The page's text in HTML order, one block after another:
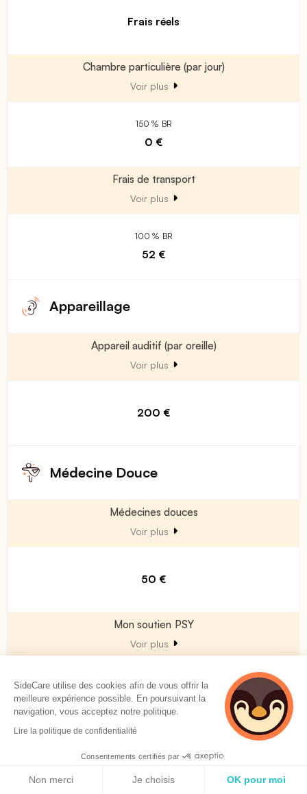
Frais réels
Chambre particulière (par jour)
Voir plus
150 % BR
0 €
Frais de transport
Voir plus
100 % BR
52 €
Appareillage
Appareil auditif (par oreille)
Voir plus
200 €
Médecine Douce
Médecines douces
Voir plus
50 €
Mon soutien PSY
Voir plus
600 €
12 séances remboursées par année civile (prix de la séance à 50 € maximum)
Médecine Féminine
SideCare utilise des cookies afin de vous offrir la
meilleure expérience possible. En poursuivant la
navigation, vous acceptez notre politique.
Lire la politique de confidentialité
Consentements certifiés par
Non merci Je choisis OK pour moi